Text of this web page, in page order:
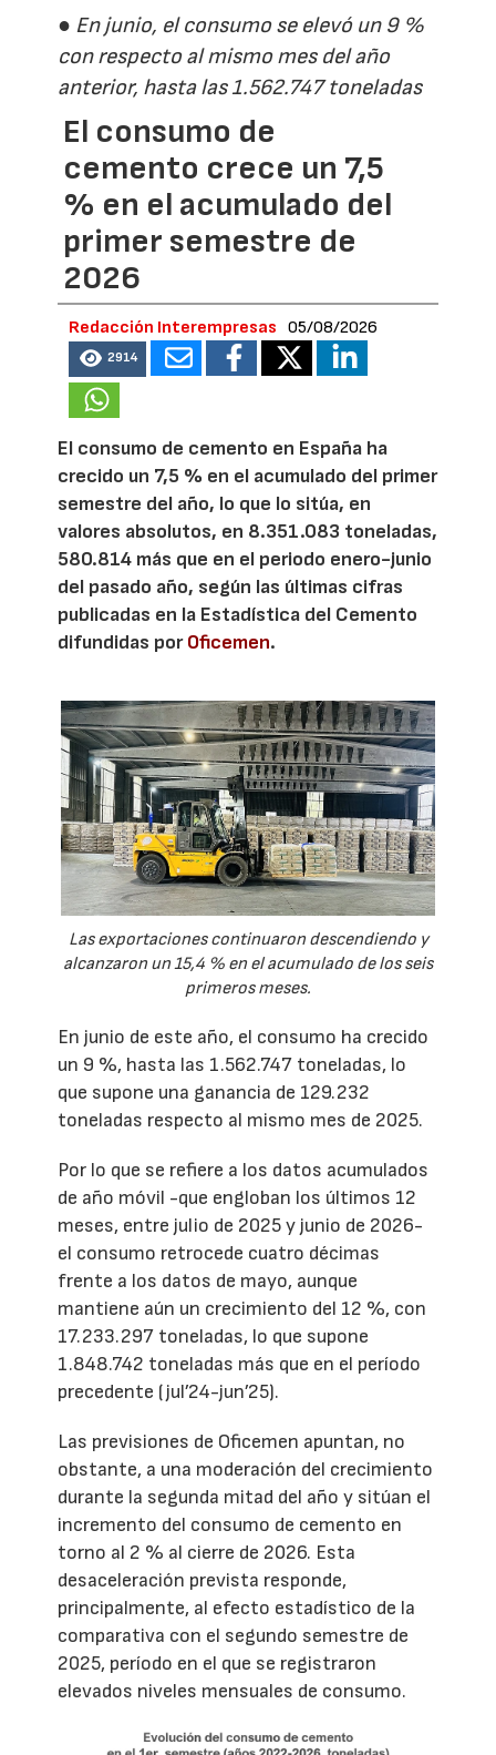
● En junio, el consumo se elevó un 9 %
con respecto al mismo mes del año
anterior, hasta las 1.562.747 toneladas
El consumo de
cemento crece un 7,5
% en el acumulado del
primer semestre de
2026
Redacción Interempresas 05/08/2026
2914
El consumo de cemento en España ha
crecido un 7,5 % en el acumulado del primer
semestre del año, lo que lo sitúa, en
valores absolutos, en 8.351.083 toneladas,
580.814 más que en el periodo enero-junio
del pasado año, según las últimas cifras
publicadas en la Estadística del Cemento
difundidas porOficemen.
Las exportaciones continuaron descendiendo y
alcanzaron un 15,4 % en el acumulado de los seis
primeros meses.
En junio de este año, el consumo ha crecido
un 9 %, hasta las 1.562.747 toneladas, lo
que supone una ganancia de 129.232
toneladas respecto al mismo mes de 2025.
Por lo que se refiere a los datos acumulados
de año móvil -que engloban los últimos 12
meses, entre julio de 2025 y junio de 2026-
el consumo retrocede cuatro décimas
frente a los datos de mayo, aunque
mantiene aún un crecimiento del 12 %, con
17.233.297 toneladas, lo que supone
1.848.742 toneladas más que en el período
precedente (jul’24-jun’25).
Las previsiones de Oficemen apuntan, no
obstante, a una moderación del crecimiento
durante la segunda mitad del año y sitúan el
incremento del consumo de cemento en
torno al 2 % al cierre de 2026. Esta
desaceleración prevista responde,
principalmente, al efecto estadístico de la
comparativa con el segundo semestre de
2025, período en el que se registraron
elevados niveles mensuales de consumo.